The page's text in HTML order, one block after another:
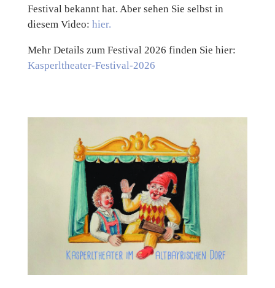
Festival bekannt hat. Aber sehen Sie selbst in
diesem Video: hier.
Mehr Details zum Festival 2026 finden Sie hier:
Kasperltheater-Festival-2026